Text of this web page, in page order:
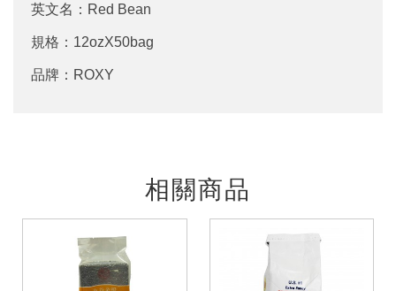
英文名：Red Bean
規格：12ozX50bag
品牌：ROXY
相關商品